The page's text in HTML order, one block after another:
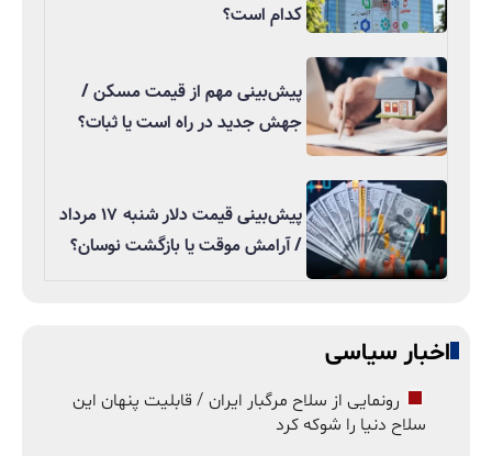
کدام است؟
پیش‌بینی مهم از قیمت مسکن /
جهش جدید در راه است یا ثبات؟
پیش‌بینی قیمت دلار شنبه ۱۷ مرداد
/ آرامش موقت یا بازگشت نوسان؟
اخبار سیاسی
رونمایی از سلاح مرگبار ایران / قابلیت پنهان این
سلاح دنیا را شوکه کرد